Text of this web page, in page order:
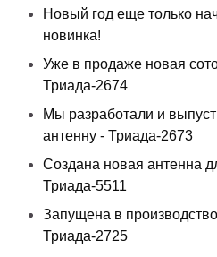
Новый год еще только
новинка!
Уже в продаже новая
Триада-2674
Мы разработали и
антенну - Триада-2673
Создана новая антенна
Триада-5511
Запущена в
Триада-2725